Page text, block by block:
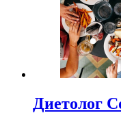
Диетолог